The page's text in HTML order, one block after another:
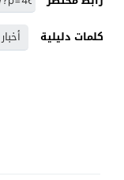
كلمات دليلية
أخبار